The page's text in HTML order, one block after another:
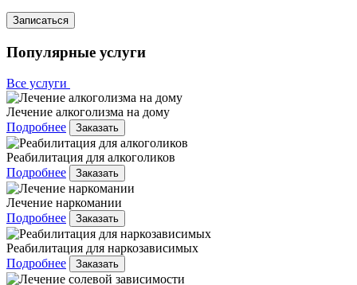
Записаться
Популярные услуги
Все услуги
Лечение алкоголизма на дому
Подробнее
Заказать
Реабилитация для алкоголиков
Подробнее
Заказать
Лечение наркомании
Подробнее
Заказать
Реабилитация для наркозависимых
Подробнее
Заказать